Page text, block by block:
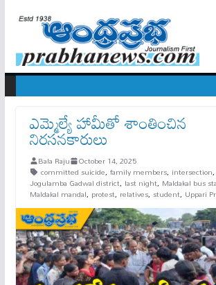
ఎమ్మెల్యే హామీతో శాంతించిన
నిర‌స‌న‌కారులు
Bala Raju October 14, 2025
committed suicide, family members, intersection,
Jogulamba Gadwal district, last night, Maldakal bus
Maldakal mandal, protest, relatives, student, Uppari